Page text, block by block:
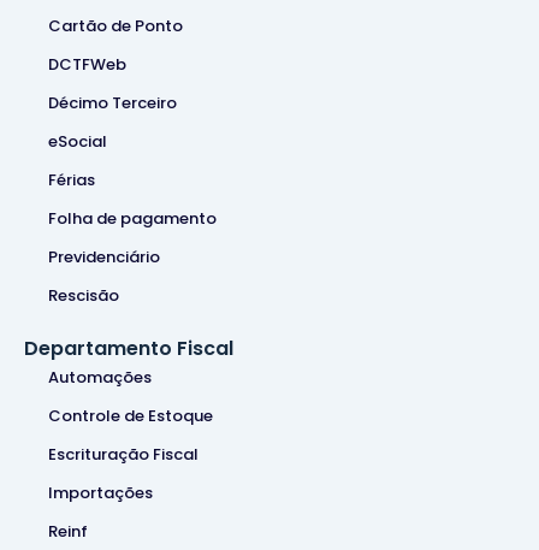
Cartão de Ponto
DCTFWeb
Décimo Terceiro
eSocial
Férias
Folha de pagamento
Previdenciário
Rescisão
Departamento Fiscal
Automações
Controle de Estoque
Escrituração Fiscal
Importações
Reinf